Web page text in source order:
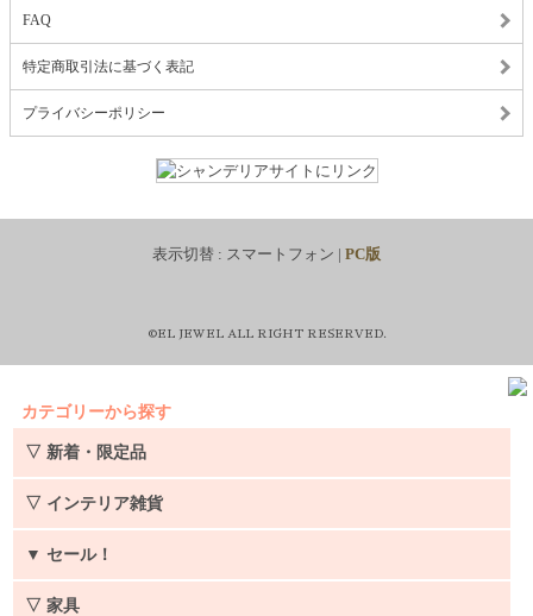
FAQ
特定商取引法に基づく表記
プライバシーポリシー
表示切替 : スマートフォン | PC版
©EL JEWEL ALL RIGHT RESERVED.
カテゴリーから探す
▽ 新着・限定品
▽ インテリア雑貨
▼ セール！
▽ 家具